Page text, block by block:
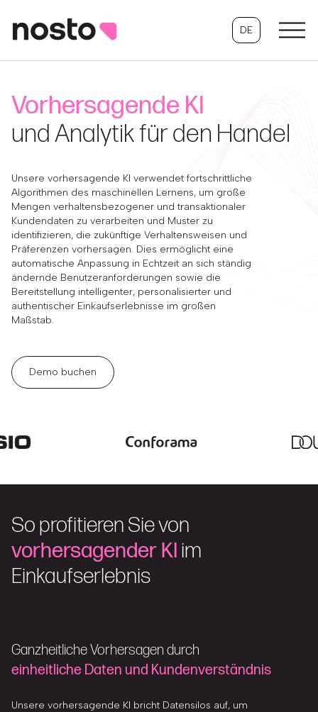
DE
Vorhersagende KI
und Analytik für den Handel
Unsere vorhersagende KI verwendet fortschrittliche
Algorithmen des maschinellen Lernens, um große
Mengen verhaltensbezogener und transaktionaler
Kundendaten zu verarbeiten und Muster zu
identifizieren, die zukünftige Verhaltensweisen und
Präferenzen vorhersagen. Dies ermöglicht eine
automatische Anpassung in Echtzeit an sich ständig
ändernde Benutzeranforderungen sowie die
Bereitstellung intelligenter, personalisierter und
authentischer Einkaufserlebnisse im großen
Maßstab.
Demo buchen
So profitieren Sie von
vorhersagender KIim
Einkaufserlebnis
Ganzheitliche Vorhersagen durch
einheitliche Daten und Kundenverständnis
Unsere vorhersagende KI bricht Datensilos auf, um